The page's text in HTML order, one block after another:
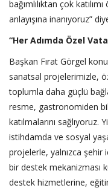
bağımlılıktan çok
anlayışına inanıyoruz”
“Her Adımda Özel
Başkan Fırat Görgel
sanatsal projelerimizle,
toplumla daha güçlü
resme, gastronomiden
katılmalarını
istihdamda ve sosyal
projelerle, yalnızca şehir
bir destek mekanizması
destek hizmetlerine,